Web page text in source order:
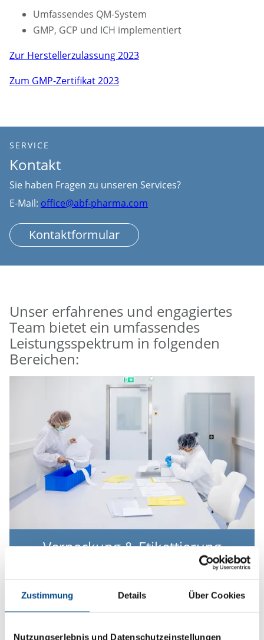
Zustimmung Details Über Cookies
Nutzungserlebnis und Datenschutzeinstellungen
Umfassendes QM-System
GMP, GCP und ICH implementiert
Zur Herstellerzulassung 2023
Zum GMP-Zertifikat 2023
SERVICE
Kontakt
Sie haben Fragen zu unseren Services?
E-Mail: office@abf-pharma.com
Kontaktformular
Unser erfahrenes und engagiertes
Team bietet ein umfassendes
Leistungsspektrum in folgenden
Bereichen:
Verpackung & Etikettierung